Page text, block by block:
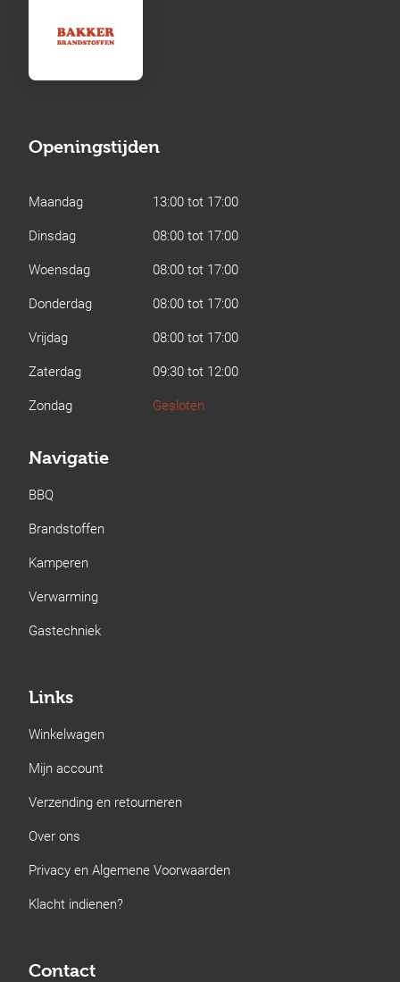
Openingstijden
Maandag
13:00 tot 17:00
Dinsdag
08:00 tot 17:00
Woensdag
08:00 tot 17:00
Donderdag
08:00 tot 17:00
Vrijdag
08:00 tot 17:00
Zaterdag
09:30 tot 12:00
Zondag
Gesloten
Navigatie
BBQ
Brandstoffen
Kamperen
Verwarming
Gastechniek
Links
Winkelwagen
Mijn account
Verzending en retourneren
Over ons
Privacy en Algemene Voorwaarden
Klacht indienen?
Contact